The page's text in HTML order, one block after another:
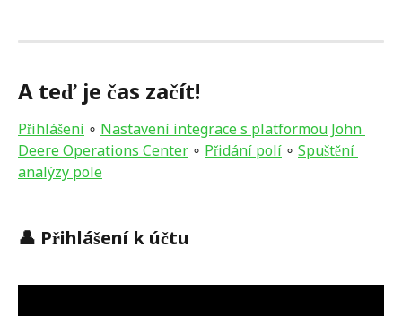
A teď je čas začít!
Přihlášení ∘ Nastavení integrace s platformou John
Deere Operations Center ∘ Přidání polí ∘ Spuštění
analýzy pole
👤 Přihlášení k účtu